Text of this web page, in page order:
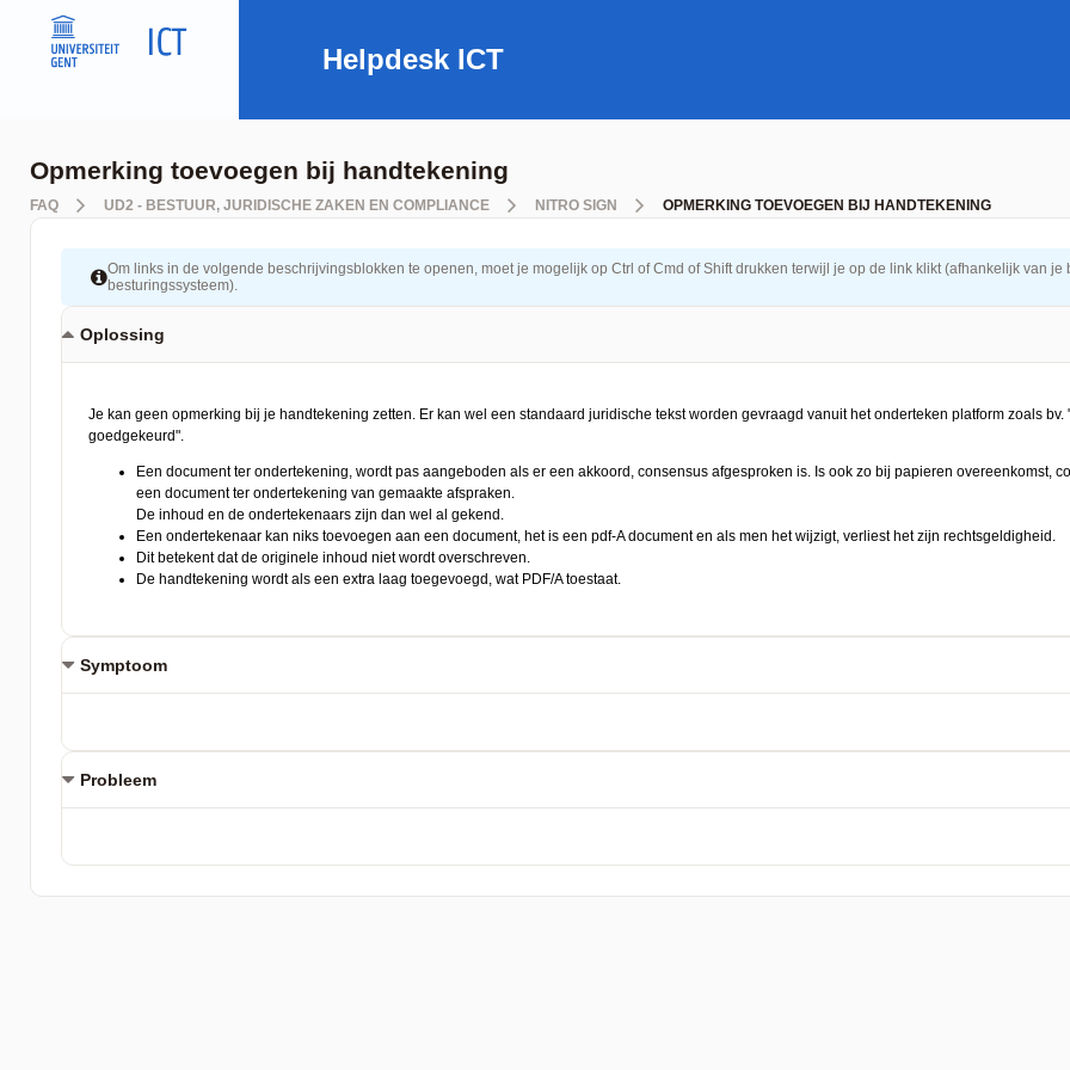
Helpdesk ICT
Opmerking toevoegen bij handtekening
FAQ UD2 - BESTUUR, JURIDISCHE ZAKEN EN COMPLIANCE NITRO SIGN OPMERKING TOEVOEGEN BIJ HANDTEKENING
Om links in de volgende beschrijvingsblokken te openen, moet je mogelijk op Ctrl of Cmd of Shift drukken terwijl je op de link klikt (afhankelijk van je
besturingssysteem).
Oplossing
Symptoom
Probleem